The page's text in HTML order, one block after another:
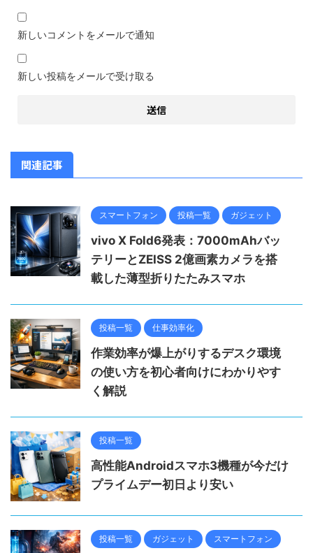
新しいコメントをメールで通知
新しい投稿をメールで受け取る
関連記事
スマートフォン 投稿一覧 ガジェット
vivo X Fold6発表：7000mAhバッ
テリーとZEISS 2億画素カメラを搭
載した薄型折りたたみスマホ
投稿一覧 仕事効率化
作業効率が爆上がりするデスク環境
の使い方を初心者向けにわかりやす
く解説
投稿一覧
高性能Androidスマホ3機種が今だけ
プライムデー初日より安い
投稿一覧 ガジェット スマートフォン